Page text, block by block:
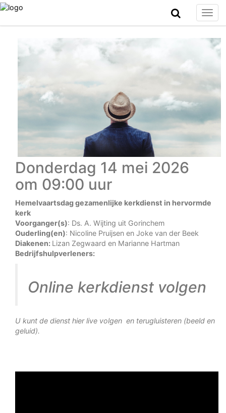
Donderdag 14 mei 2026
om 09:00 uur
Hemelvaartsdag gezamenlijke kerkdienst in hervormde
kerk
Voorganger(s): Ds. A. Wijting uit Gorinchem
Ouderling(en): Nicoline Pruijsen en Joke van der Beek
Diakenen: Lizan Zegwaard en Marianne Hartman
Bedrijfshulpverleners:
Online kerkdienst volgen
U kunt de dienst hier live volgen en terugluisteren (beeld en
geluid).